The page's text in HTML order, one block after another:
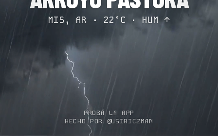
MIS, AR · 22°C ·HUM ↑
PROBÁ LA APP
HECHO POR @USIRICZMAN